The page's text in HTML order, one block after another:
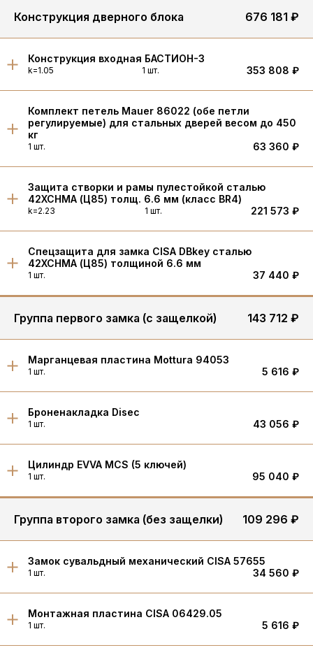
Конструкция дверного блока 676 181 ₽
Конструкция входная БАСТИОН-3
k=1.05 1 шт. 353 808 ₽
Комплект петель Mauer 86022 (обе петли
регулируемые) для стальных дверей весом до 450
кг
1 шт. 63 360 ₽
Защита створки и рамы пулестойкой сталью
42XCHMA (Ц85) толщ. 6.6 мм (класс BR4)
k=2.23 1 шт. 221 573 ₽
Спецзащита для замка CISA DBkey сталью
42XCHMA (Ц85) толщиной 6.6 мм
1 шт. 37 440 ₽
Группа первого замка (с защелкой) 143 712 ₽
Марганцевая пластина Mottura 94053
1 шт. 5 616 ₽
Броненакладка Disec
1 шт. 43 056 ₽
Цилиндр EVVA MCS (5 ключей)
1 шт. 95 040 ₽
Группа второго замка (без защелки) 109 296 ₽
Замок сувальдный механический CISA 57655
1 шт. 34 560 ₽
Монтажная пластина CISA 06429.05
1 шт. 5 616 ₽